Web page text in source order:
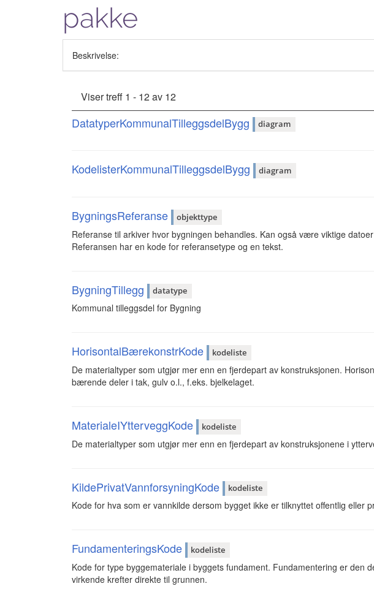
pakke
Beskrivelse:
Viser treff 1 - 12 av 12
DatatyperKommunalTilleggsdelBygg diagram
KodelisterKommunalTilleggsdelBygg diagram
BygningsReferanse objekttype
Referanse til arkiver hvor bygningen behandles. Kan også være viktige
Referansen har en kode for referansetype og en tekst.
BygningTillegg datatype
Kommunal tilleggsdel for Bygning
HorisontalBærekonstrKode kodeliste
De materialtyper som utgjør mer enn en fjerdepart av konstruksjonen.
bærende deler i tak, gulv o.l., f.eks. bjelkelaget.
MaterialeIYtterveggKode kodeliste
De materialtyper som utgjør mer enn en fjerdepart av konstruksjonene i
KildePrivatVannforsyningKode kodeliste
Kode for hva som er vannkilde dersom bygget ikke er tilknyttet offentlig eller
FundamenteringsKode kodeliste
Kode for type byggemateriale i byggets fundament. Fundamentering er den
virkende krefter direkte til grunnen.